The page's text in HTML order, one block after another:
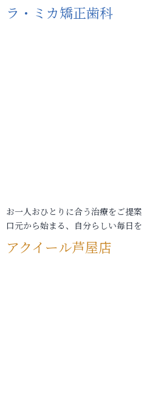
ラ・ミカ矯正歯科
お一人おひとりに合う治療をご提案
口元から始まる、自分らしい毎日を
アクイール芦屋店